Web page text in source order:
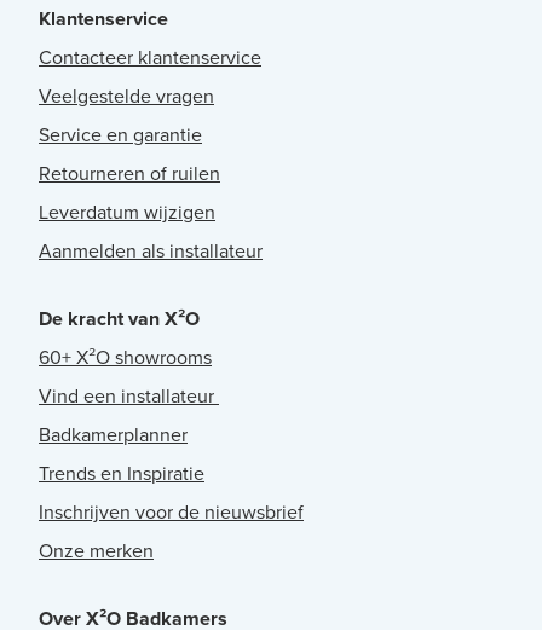
Klantenservice
Contacteer klantenservice
Veelgestelde vragen
Service en garantie
Retourneren of ruilen
Leverdatum wijzigen
Aanmelden als installateur
De kracht van X²O
60+ X²O showrooms
Vind een installateur
Badkamerplanner
Trends en Inspiratie
Inschrijven voor de nieuwsbrief
Onze merken
Over X²O Badkamers